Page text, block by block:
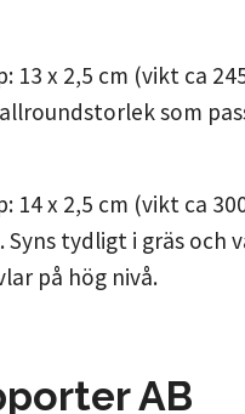
13 x 2,5 cm (vikt ca
som
14 x 2,5 cm (vikt ca
Syns tydligt i gräs
på hög nivå.
AB